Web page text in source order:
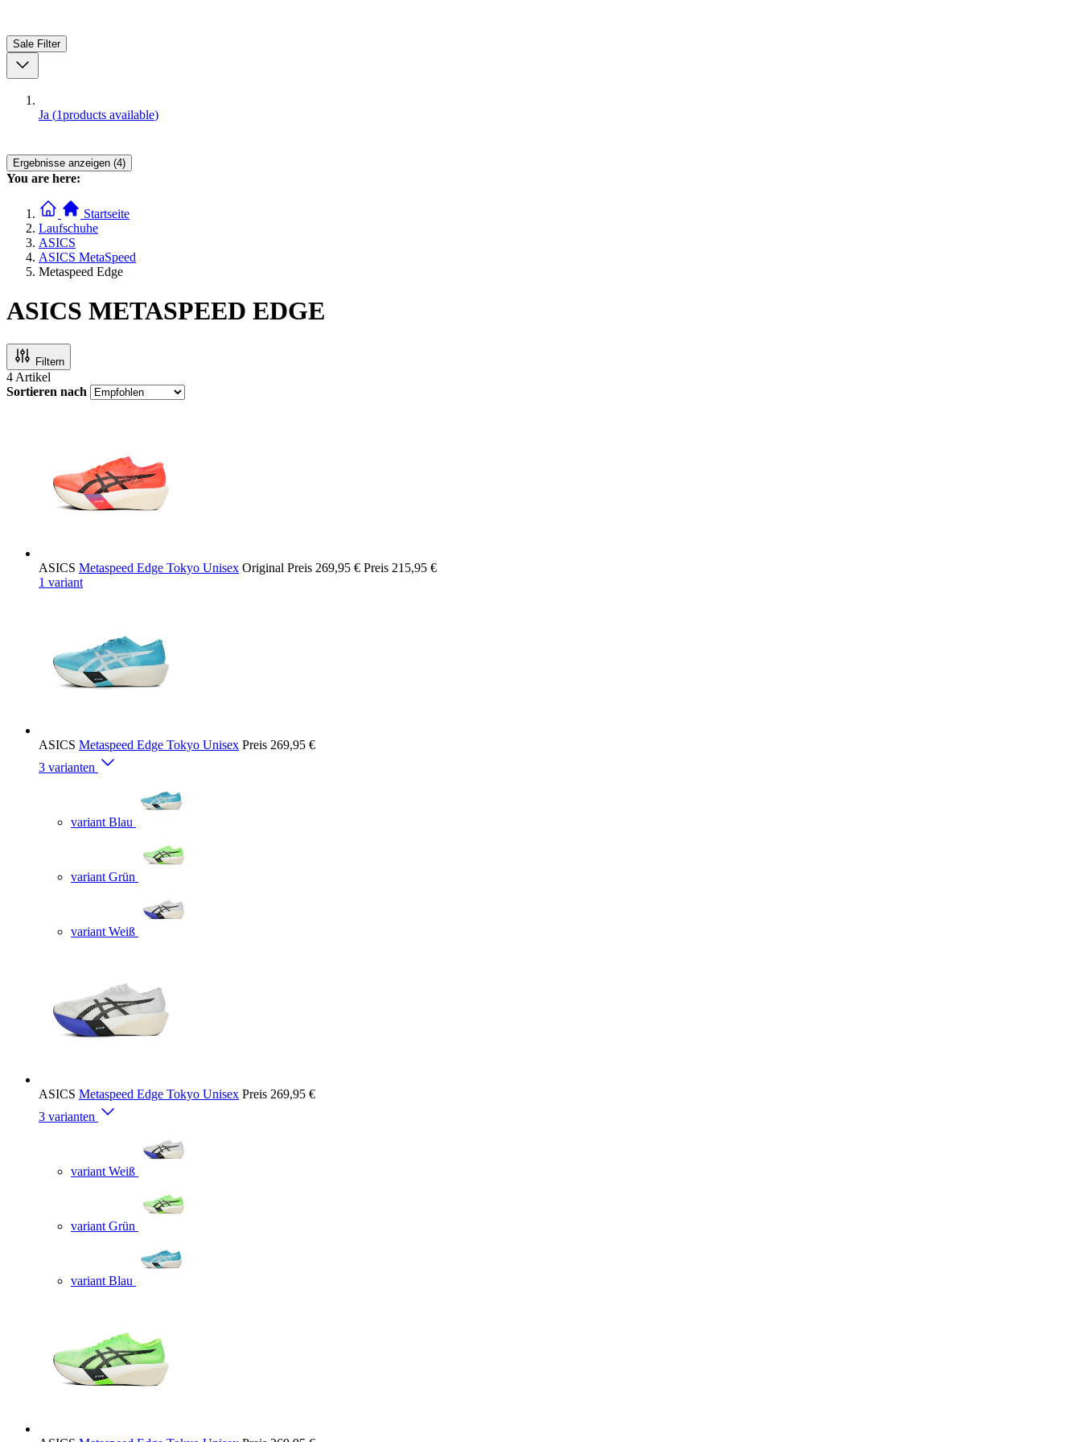
Sale Filter
Ja (1products available)
Ergebnisse anzeigen (4)
You are here:
Startseite
Laufschuhe
ASICS
ASICS MetaSpeed
Metaspeed Edge
ASICS METASPEED EDGE
Filtern
4 Artikel
Sortieren nach
ASICS Metaspeed Edge Tokyo Unisex Original Preis 269,95 € Preis 215,95 €
1 variant
ASICS Metaspeed Edge Tokyo Unisex Preis 269,95 €
3 varianten
variant Blau
variant Grün
variant Weiß
ASICS Metaspeed Edge Tokyo Unisex Preis 269,95 €
3 varianten
variant Weiß
variant Grün
variant Blau